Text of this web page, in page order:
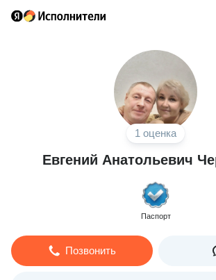
1 оценка
Евгений Анатольевич
Паспорт
Позвонить